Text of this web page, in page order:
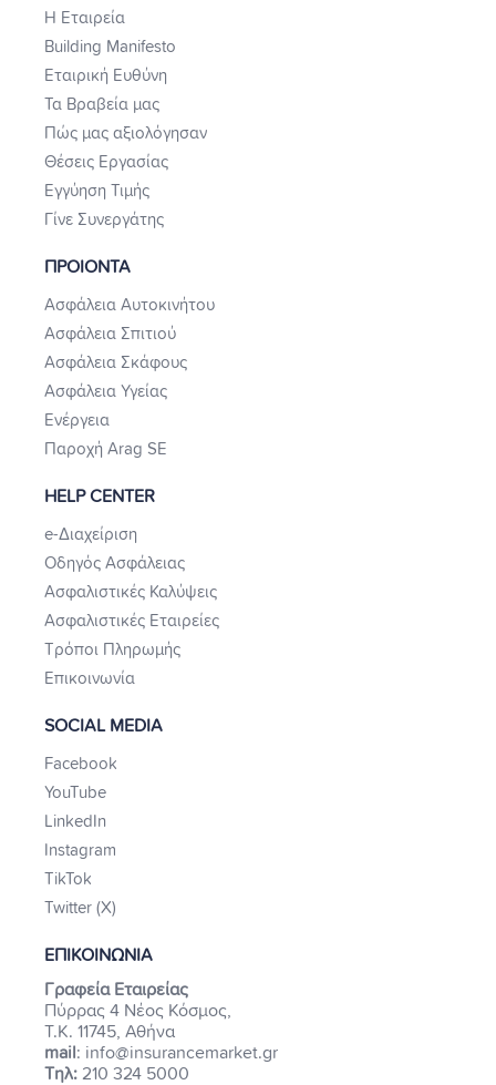
Η Εταιρεία
Building Manifesto
Εταιρική Ευθύνη
Τα Βραβεία μας
Πώς μας αξιολόγησαν
Θέσεις Εργασίας
Εγγύηση Τιμής
Γίνε Συνεργάτης
ΠΡΟΙΟΝΤΑ
Ασφάλεια Αυτοκινήτου
Ασφάλεια Σπιτιού
Ασφάλεια Σκάφους
Ασφάλεια Υγείας
Ενέργεια
Παροχή Arag SE
HELP CENTER
e-Διαχείριση
Οδηγός Ασφάλειας
Ασφαλιστικές Καλύψεις
Ασφαλιστικές Εταιρείες
Τρόποι Πληρωμής
Επικοινωνία
SOCIAL MEDIA
Facebook
YouTube
LinkedIn
Instagram
TikTok
Twitter (X)
ΕΠΙΚΟΙΝΩΝΙΑ
Γραφεία Εταιρείας
Πύρρας 4 Νέος Κόσμος,
Τ.Κ. 11745, Αθήνα
mail: info@insurancemarket.gr
Τηλ: 210 324 5000